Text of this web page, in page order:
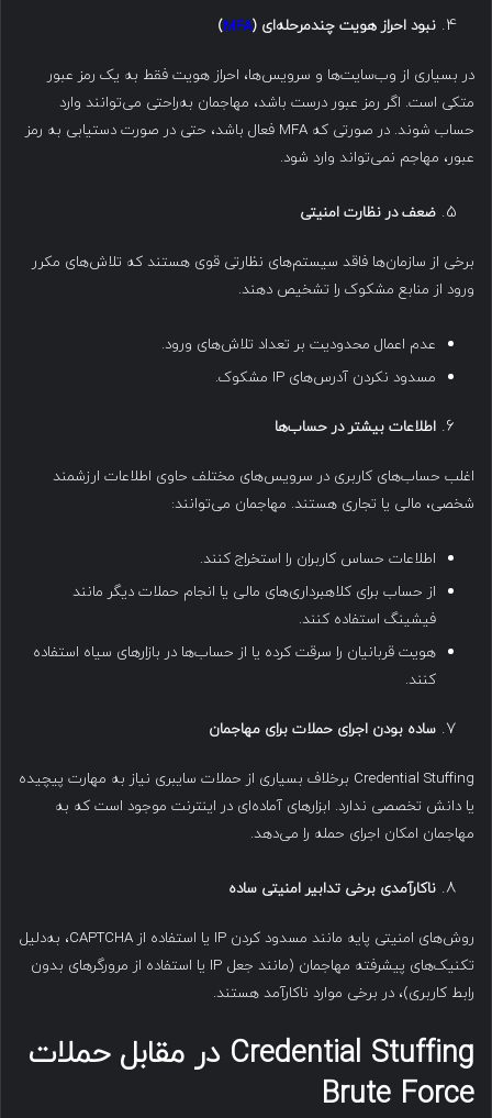
نبود احراز هویت چندمرحله‌ای (
MFA
)
در بسیاری از وب‌سایت‌ها و سرویس‌ها، احراز هویت فقط به یک رمز عبور
متکی است. اگر رمز عبور درست باشد، مهاجمان به‌راحتی می‌توانند وارد
حساب شوند. در صورتی که MFA فعال باشد، حتی در صورت دستیابی به رمز
عبور، مهاجم نمی‌تواند وارد شود.
ضعف در نظارت امنیتی
برخی از سازمان‌ها فاقد سیستم‌های نظارتی قوی هستند که تلاش‌های مکرر
ورود از منابع مشکوک را تشخیص دهند.
عدم اعمال محدودیت بر تعداد تلاش‌های ورود.
مسدود نکردن آدرس‌های IP مشکوک.
اطلاعات بیشتر در حساب‌ها
اغلب حساب‌های کاربری در سرویس‌های مختلف حاوی اطلاعات ارزشمند
شخصی، مالی یا تجاری هستند. مهاجمان می‌توانند:
اطلاعات حساس کاربران را استخراج کنند.
از حساب برای کلاهبرداری‌های مالی یا انجام حملات دیگر مانند
فیشینگ استفاده کنند.
هویت قربانیان را سرقت کرده یا از حساب‌ها در بازارهای سیاه استفاده
کنند.
ساده بودن اجرای حملات برای مهاجمان
Credential Stuffing برخلاف بسیاری از حملات سایبری نیاز به مهارت پیچیده
یا دانش تخصصی ندارد. ابزارهای آماده‌ای در اینترنت موجود است که به
مهاجمان امکان اجرای حمله را می‌دهد.
ناکارآمدی برخی تدابیر امنیتی ساده
روش‌های امنیتی پایه مانند مسدود کردن IP یا استفاده از CAPTCHA، به‌دلیل
تکنیک‌های پیشرفته مهاجمان (مانند جعل IP یا استفاده از مرورگرهای بدون
رابط کاربری)، در برخی موارد ناکارآمد هستند.
Credential Stuffing در مقابل حملات
Brute Force